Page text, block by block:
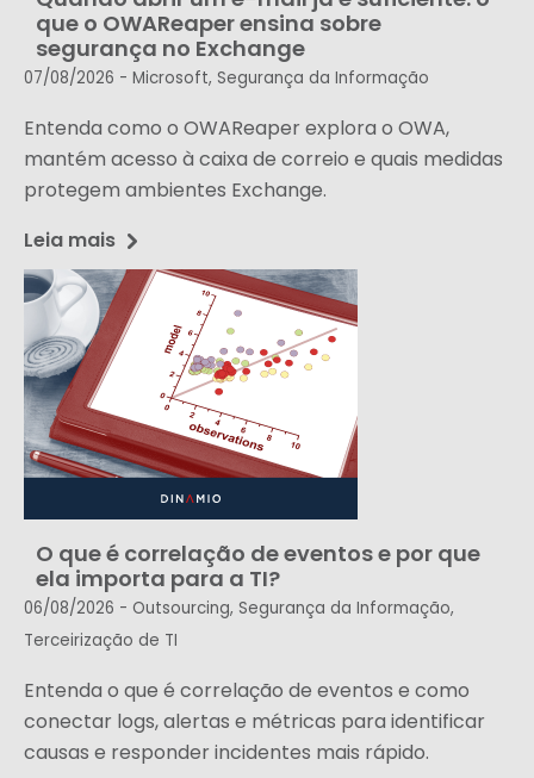
que o OWAReaper ensina sobre
segurança no Exchange
07/08/2026 - Microsoft, Segurança da Informação
Entenda como o OWAReaper explora o OWA,
mantém acesso à caixa de correio e quais medidas
protegem ambientes Exchange.
Leia mais
O que é correlação de eventos e por que
ela importa para a TI?
06/08/2026 - Outsourcing, Segurança da Informação,
Terceirização de TI
Entenda o que é correlação de eventos e como
conectar logs, alertas e métricas para identificar
causas e responder incidentes mais rápido.